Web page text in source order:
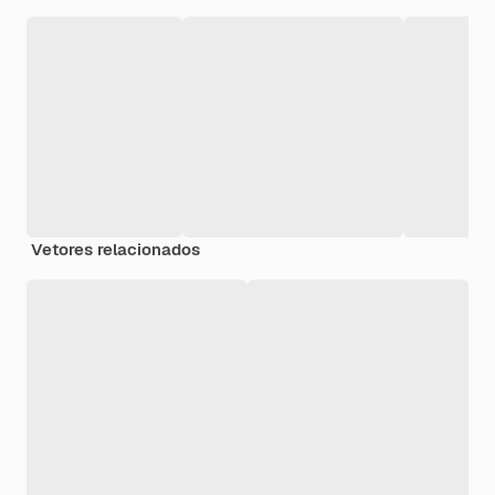
Vetores relacionados